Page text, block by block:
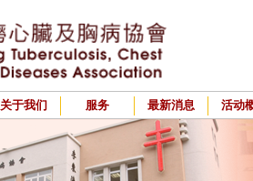
关于我们 服务 最新消息 活动